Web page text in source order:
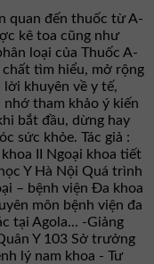
quan đến thuốc từ A-
kê toa cũng như
loại của Thuốc A-
tìm hiểu, mở rộng
lời khuyên về y tế,
tham khảo ý kiến
bắt đầu, dừng hay
sức khỏe. Tác giả :
II Ngoại khoa tiết
Y Hà Nội Quá trình
– bệnh viện Đa khoa
môn bệnh viện đa
tại Agola... -Giảng
Y 103 Sở trưởng
lý nam khoa - Tư